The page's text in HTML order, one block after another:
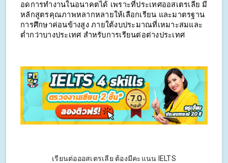
อดการทำงานในอนาคตได้ เพราะที่ประเทศออสเตรเลีย มี
หลักสูตรคุณภาพหลากหลายให้เลือกเรียน และมาตรฐาน
การศึกษาค่อนข้างสูง ภายใต้งบประมาณที่เหมาะสมและ
ต่ำกว่าบางประเทศ สำหรับการเรียนต่อต่างประเทศ
เรียนต่อออสเตรเลีย ต้องมีคะแนน IELTS